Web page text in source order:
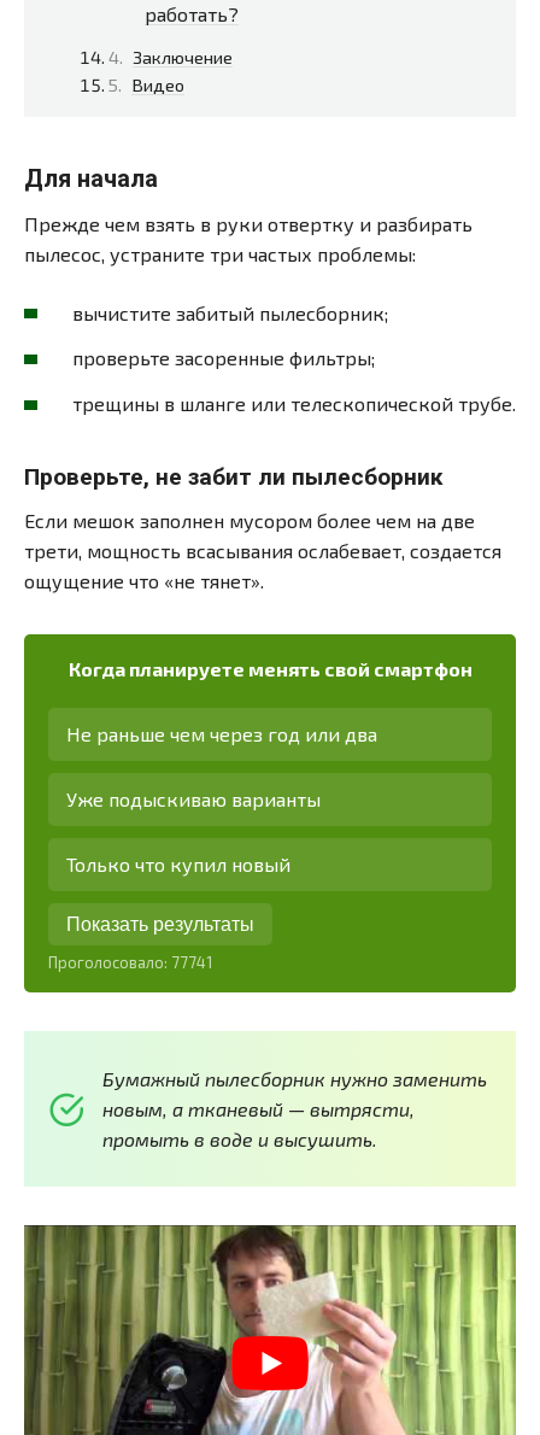
работать?
Заключение
Видео
Для начала
Прежде чем взять в руки отвертку и разбирать
пылесос, устраните три частых проблемы:
вычистите забитый пылесборник;
проверьте засоренные фильтры;
трещины в шланге или телескопической трубе.
Проверьте, не забит ли пылесборник
Если мешок заполнен мусором более чем на две
трети, мощность всасывания ослабевает, создается
ощущение что «не тянет».
Когда планируете менять свой смартфон
Не раньше чем через год или два
Уже подыскиваю варианты
Только что купил новый
Показать результаты
Проголосовало: 77741
Бумажный пылесборник нужно заменить
новым, а тканевый — вытрясти,
промыть в воде и высушить.